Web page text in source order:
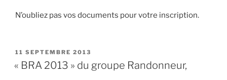
N’oubliez pas vos documents pour votre inscription.
PUBLIÉ
LE
11 SEPTEMBRE 2013
« BRA 2013 » du groupe Randonneur,